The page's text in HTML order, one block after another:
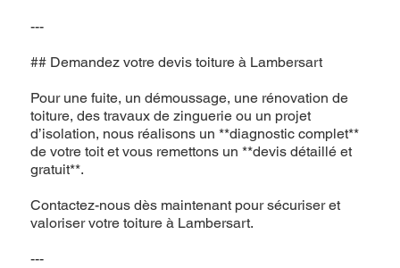
---
## Demandez votre devis toiture à Lambersart
Pour une fuite, un démoussage, une rénovation de
toiture, des travaux de zinguerie ou un projet
d’isolation, nous réalisons un **diagnostic complet**
de votre toit et vous remettons un **devis détaillé et
gratuit**.
Contactez-nous dès maintenant pour sécuriser et
valoriser votre toiture à Lambersart.
---